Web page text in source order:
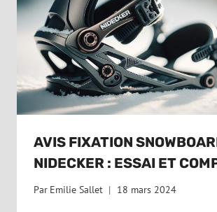
AVIS FIXATION
NIDECKER : ESSAI ET
Par Emilie Sallet 18 mars 2024